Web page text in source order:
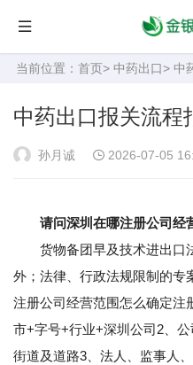
当前位置： 首页> 中药出口> 中
中药出口报关流程
孙月诚 2026-07-05
请问深圳在哪注册公司经
货物备团早及技术进出口
外；法律、行政法规限制的专
注册公司经营范围怎么确定注
市+字号+行业+深圳公司2、
街道及道路3、法人、监事人、